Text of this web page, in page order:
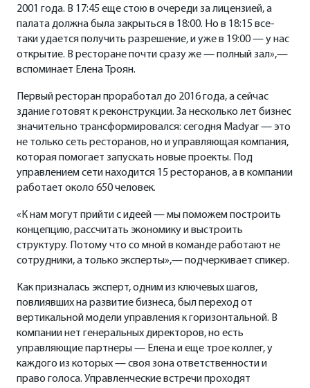
2001 года. В 17:45 еще стою в очереди за лицензией, а
палата должна была закрыться в 18:00. Но в 18:15 все-
таки удается получить разрешение, и уже в 19:00 — у нас
открытие. В ресторане почти сразу же — полный зал»,—
вспоминает Елена Троян.
Первый ресторан проработал до 2016 года, а сейчас
здание готовят к реконструкции. За несколько лет бизнес
значительно трансформировался: сегодня Madyar — это
не только сеть ресторанов, но и управляющая компания,
которая помогает запускать новые проекты. Под
управлением сети находится 15 ресторанов, а в компании
работает около 650 человек.
«К нам могут прийти с идеей — мы поможем построить
концепцию, рассчитать экономику и выстроить
структуру. Потому что со мной в команде работают не
сотрудники, а только эксперты»,— подчеркивает спикер.
Как призналась эксперт, одним из ключевых шагов,
повлиявших на развитие бизнеса, был переход от
вертикальной модели управления к горизонтальной. В
компании нет генеральных директоров, но есть
управляющие партнеры — Елена и еще трое коллег, у
каждого из которых — своя зона ответственности и
право голоса. Управленческие встречи проходят